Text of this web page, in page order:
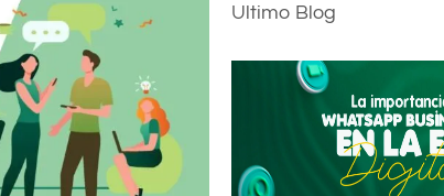
Ultimo Blog